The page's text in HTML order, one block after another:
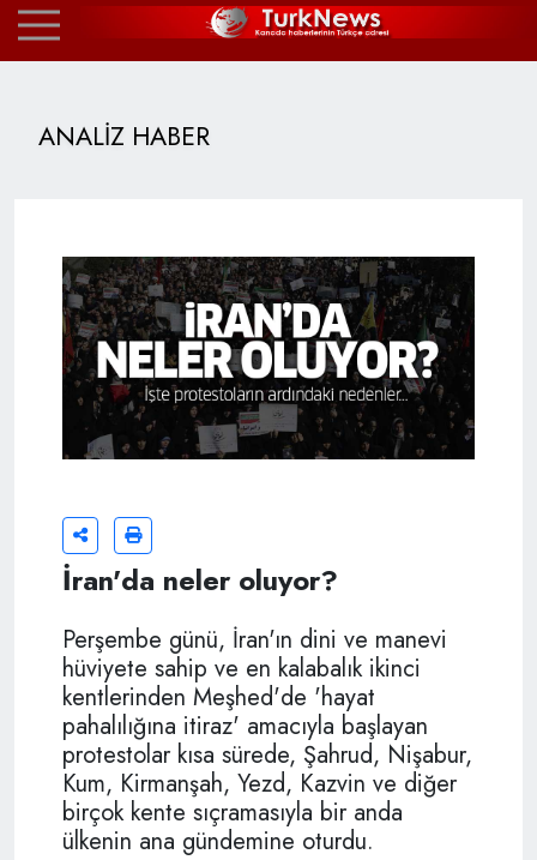
ANALİZ HABER
İran'da neler oluyor?
Perşembe günü, İran'ın dini ve manevi
hüviyete sahip ve en kalabalık ikinci
kentlerinden Meşhed'de 'hayat
pahalılığına itiraz' amacıyla başlayan
protestolar kısa sürede, Şahrud, Nişabur,
Kum, Kirmanşah, Yezd, Kazvin ve diğer
birçok kente sıçramasıyla bir anda
ülkenin ana gündemine oturdu.